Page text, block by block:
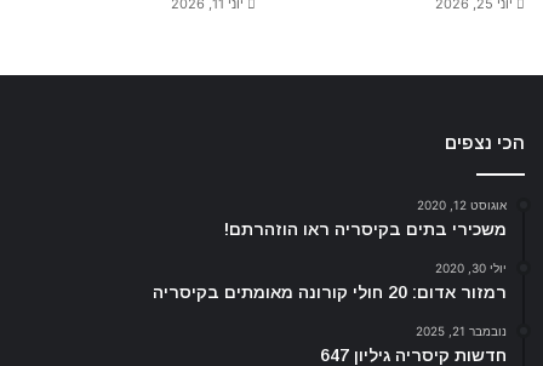
יוני 25, 2026 יוני 11, 2026
הכי נצפים
אוגוסט 12, 2020
משכירי בתים בקיסריה ראו הוזהרתם!
יולי 30, 2020
רמזור אדום: 20 חולי קורונה מאומתים בקיסריה
נובמבר 21, 2025
חדשות קיסריה גיליון 647